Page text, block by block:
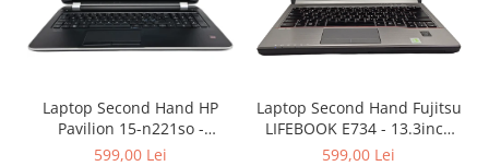
Laptop Second Hand HP
Pavilion 15-n221so -
15.6inch AMD A6-5200 1GB
599,00 Lei
Laptop Second Hand Fujitsu
LIFEBOOK E734 - 13.3inch
Intel I5-4310M 8GB RAM
599,00 Lei